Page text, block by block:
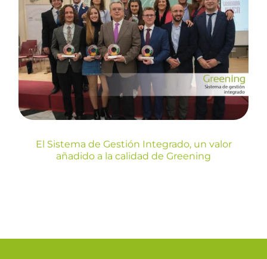
El Sistema de Gestión
Integrado, un valor añadido a
la calidad de Greening
Blog
El Sistema de Gestión Integrado, un valor
añadido a la calidad de Greening